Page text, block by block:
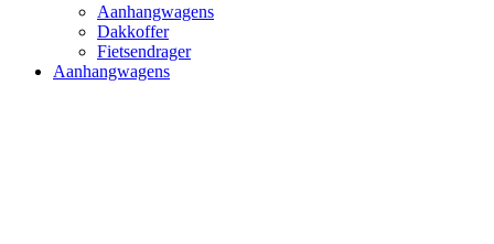
Aanhangwagens
Dakkoffer
Fietsendrager
Aanhangwagens